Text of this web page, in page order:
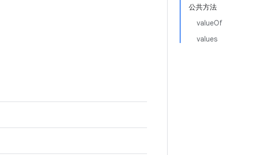
公共方法
valueOf
values